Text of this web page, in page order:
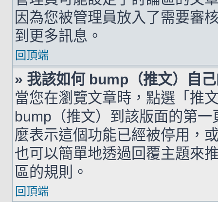
因為您被管理員放入了需要審
到更多訊息。
回頂端
» 我該如何 bump（推文）自
當您在瀏覽文章時，點選「推
bump（推文）到該版面的第
麼表示這個功能已經被停用，
也可以簡單地透過回覆主題來
區的規則。
回頂端